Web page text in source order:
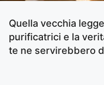
Quella vecchia
purificatrici e la
te ne servirebbero